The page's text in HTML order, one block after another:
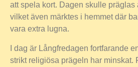
att spela kort. Dagen skulle präglas
vilket även märktes i hemmet där
vara extra lugna.
I dag är Långfredagen fortfarande
strikt religiösa prägeln har minskat.